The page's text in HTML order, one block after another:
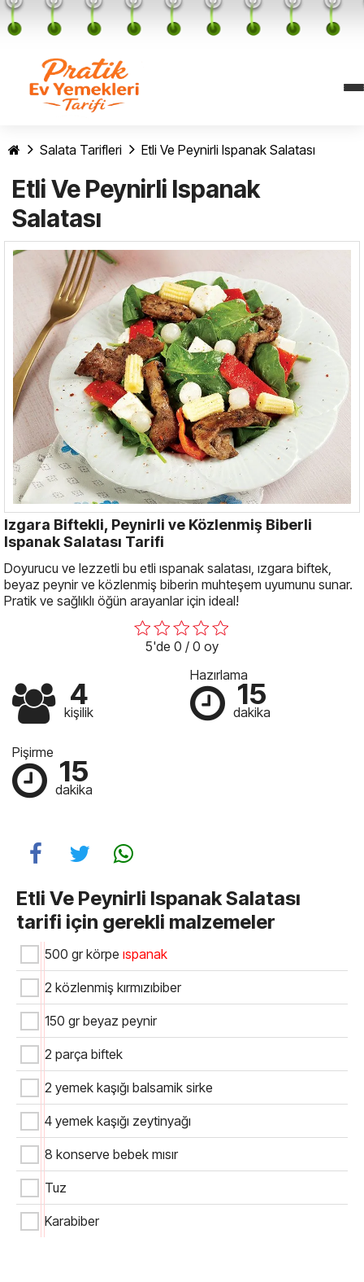
Salata Tarifleri Etli Ve Peynirli Ispanak Salatası
Etli Ve Peynirli Ispanak
Salatası
Izgara Biftekli, Peynirli ve Közlenmiş Biberli
Ispanak Salatası Tarifi
Doyurucu ve lezzetli bu etli ıspanak salatası, ızgara biftek,
beyaz peynir ve közlenmiş biberin muhteşem uyumunu sunar.
Pratik ve sağlıklı öğün arayanlar için ideal!
5'de 0 / 0 oy
4
kişilik
Hazırlama
15
dakika
Pişirme
15
dakika
Etli Ve Peynirli Ispanak Salatası
tarifi için gerekli malzemeler
500 gr körpe ıspanak
2 közlenmiş kırmızıbiber
150 gr beyaz peynir
2 parça biftek
2 yemek kaşığı balsamik sirke
4 yemek kaşığı zeytinyağı
8 konserve bebek mısır
Tuz
Karabiber